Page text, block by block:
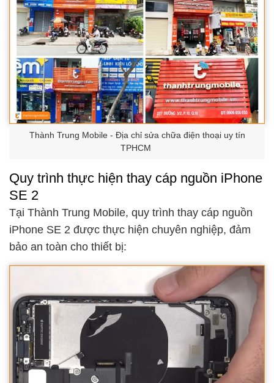
Thành Trung Mobile - Địa chỉ sửa chữa điện thoại uy tín
TPHCM
Quy trình thực hiện thay cáp nguồn iPhone
SE 2
Tại Thành Trung Mobile, quy trình thay cáp nguồn
iPhone SE 2 được thực hiện chuyên nghiệp, đảm
bảo an toàn cho thiết bị: